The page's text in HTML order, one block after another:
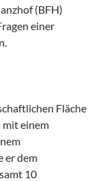
(BFH)
einer
Fläche
mit einem
er dem
10